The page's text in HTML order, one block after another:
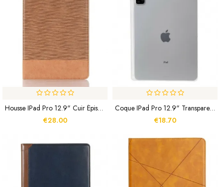
Housse IPad Pro 12.9" Cuir Épissage
€28.00
Coque IPad Pro 12.9" Transparente Porte-Crayon
€18.70